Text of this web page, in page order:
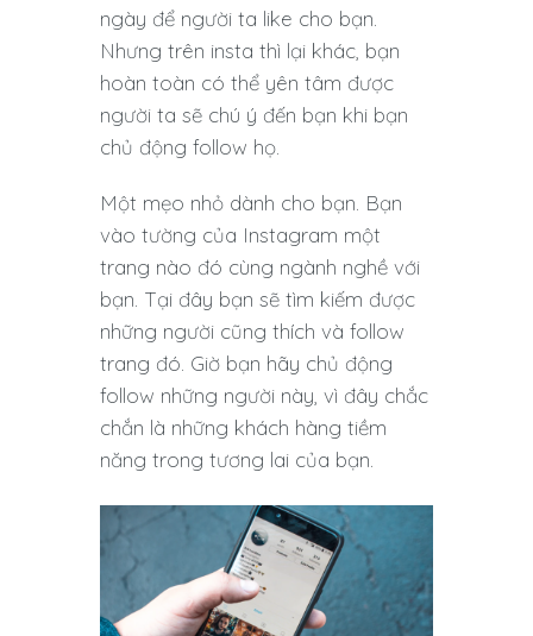
ngày để người ta like cho bạn.
Nhưng trên insta thì lại khác, bạn
hoàn toàn có thể yên tâm được
người ta sẽ chú ý đến bạn khi bạn
chủ động follow họ.
Một mẹo nhỏ dành cho bạn. Bạn
vào tường của Instagram một
trang nào đó cùng ngành nghề với
bạn. Tại đây bạn sẽ tìm kiếm được
những người cũng thích và follow
trang đó. Giờ bạn hãy chủ động
follow những người này, vì đây chắc
chắn là những khách hàng tiềm
năng trong tương lai của bạn.